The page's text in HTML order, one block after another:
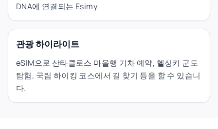
DNA에 연결되는 Esimy
관광 하이라이트
eSIM으로 산타클로스 마을행 기차 예약, 헬싱키 군도
탐험, 국립 하이킹 코스에서 길 찾기 등을 할 수 있습니
다.